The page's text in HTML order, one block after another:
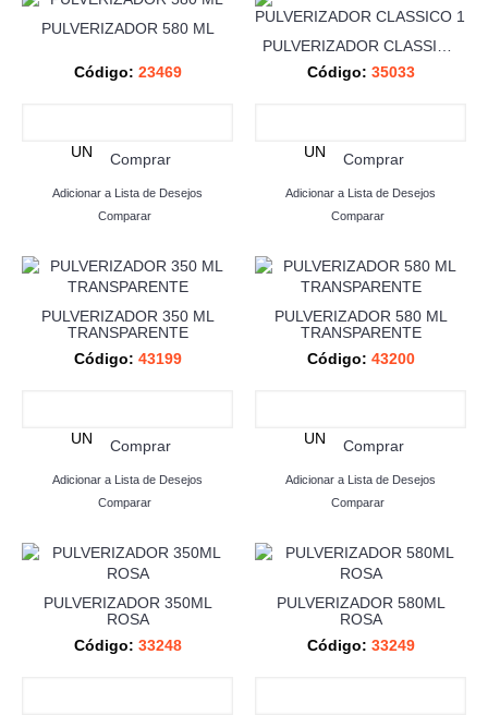
PULVERIZADOR 580 ML
Código: 23469
UN Comprar
Adicionar a Lista de Desejos
Comparar
PULVERIZADOR CLASSICO 1L
Código: 35033
UN Comprar
Adicionar a Lista de Desejos
Comparar
PULVERIZADOR 350 ML
TRANSPARENTE
Código: 43199
UN Comprar
Adicionar a Lista de Desejos
Comparar
PULVERIZADOR 580 ML
TRANSPARENTE
Código: 43200
UN Comprar
Adicionar a Lista de Desejos
Comparar
PULVERIZADOR 350ML
ROSA
Código: 33248
PULVERIZADOR 580ML
ROSA
Código: 33249